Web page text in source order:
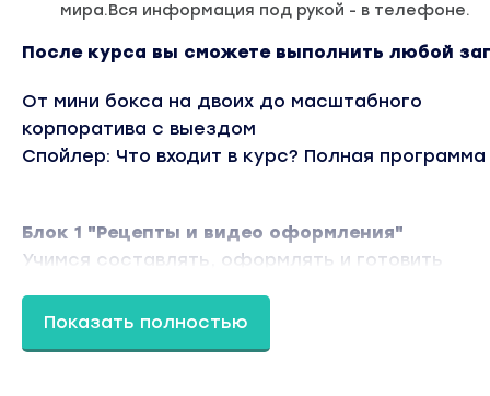
мира.Вся информация под рукой - в телефоне.
После курса вы сможете выполнить любой
От мини бокса на двоих до масштабного
корпоратива с выездом
Спойлер: Что входит в курс? Полная программа
Блок 1 "Рецепты и видео оформления"
Учимся составлять, оформлять и готовить
каждому из блюд, которые заказали на
сотни раз.
Показать полностью